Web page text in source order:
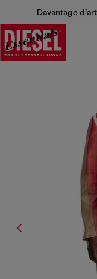
Davantage